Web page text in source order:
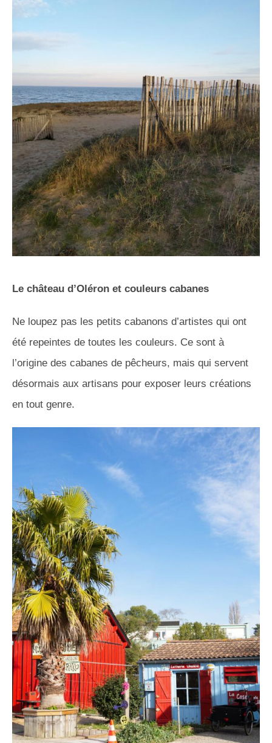
Le château d’Oléron et couleurs cabanes
Ne loupez pas les petits cabanons d’artistes qui ont
été repeintes de toutes les couleurs. Ce sont à
l’origine des cabanes de pêcheurs, mais qui servent
désormais aux artisans pour exposer leurs créations
en tout genre.